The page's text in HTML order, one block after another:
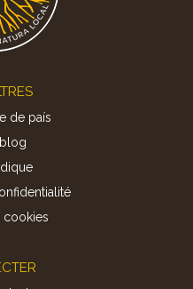
de país
cookies